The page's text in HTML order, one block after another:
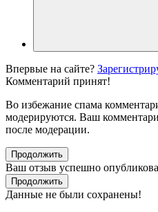
Впервые на сайте?
Комментарий принят!
Во избежание спама
модерируются. Ваш
после модерации.
Продолжить
Ваш отзыв успешно
Продолжить
Данные не были сохранены!